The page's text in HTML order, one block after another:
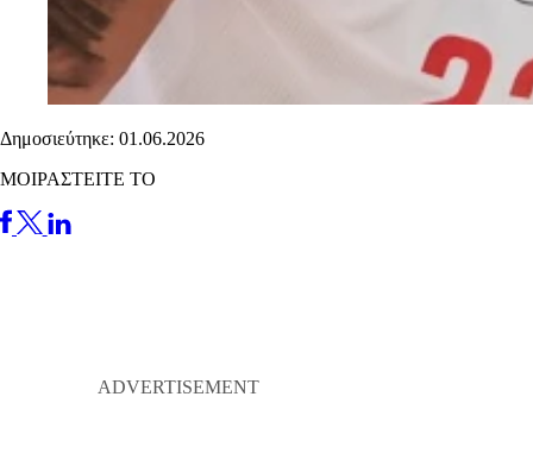
Δημοσιεύτηκε: 01.06.2026
ΜΟΙΡΑΣΤΕΙΤΕ ΤΟ